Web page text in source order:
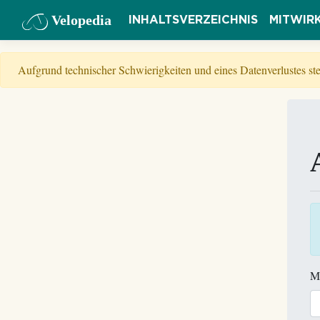
Velopedia INHALTSVERZEICHNIS
Aufgrund technischer Schwierigkeiten und eines Datenverlustes